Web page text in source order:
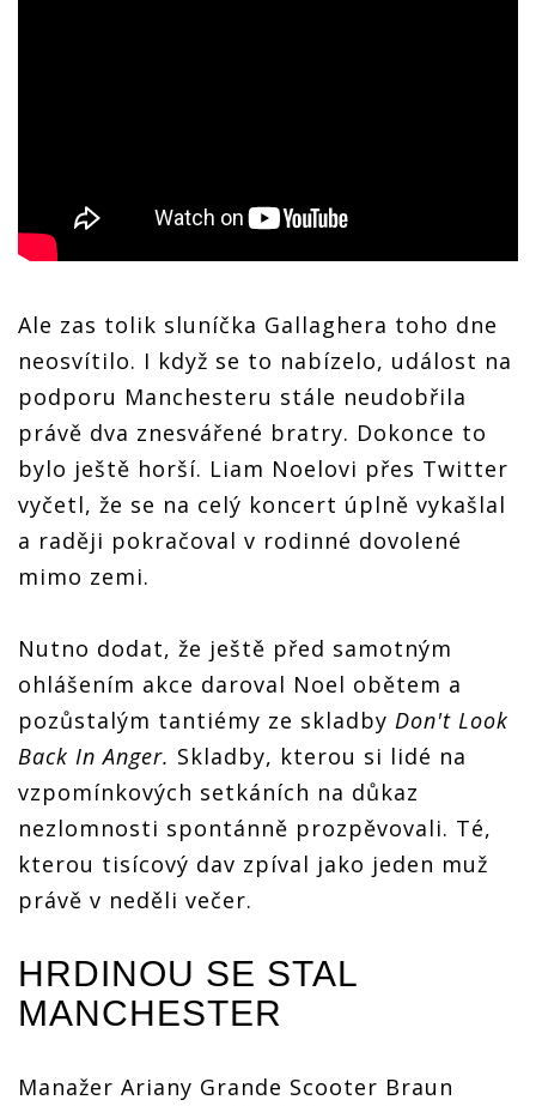
Ale zas tolik sluníčka Gallaghera toho dne
neosvítilo. I když se to nabízelo, událost na
podporu Manchesteru stále neudobřila
právě dva znesvářené bratry. Dokonce to
bylo ještě horší. Liam Noelovi přes Twitter
vyčetl, že se na celý koncert úplně vykašlal
a raději pokračoval v rodinné dovolené
mimo zemi.
Nutno dodat, že ještě před samotným
ohlášením akce daroval Noel obětem a
pozůstalým tantiémy ze skladby Don't Look
Back In Anger. Skladby, kterou si lidé na
vzpomínkových setkáních na důkaz
nezlomnosti spontánně prozpěvovali. Té,
kterou tisícový dav zpíval jako jeden muž
právě v neděli večer.
HRDINOU SE STAL
MANCHESTER
Manažer Ariany Grande Scooter Braun